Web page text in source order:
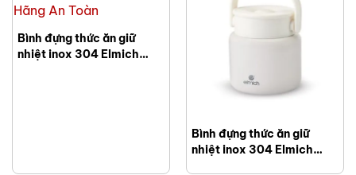
Bình đựng thức ăn giữ
nhiệt inox 304 Elmich
Bình đựng thức ăn giữ
nhiệt inox 304 Elmich